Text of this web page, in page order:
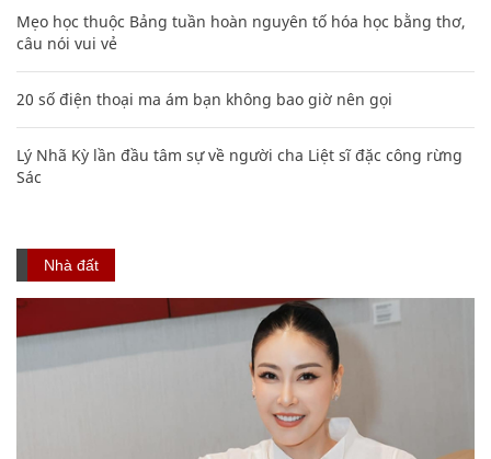
Mẹo học thuộc Bảng tuần hoàn nguyên tố hóa học bằng thơ,
câu nói vui vẻ
20 số điện thoại ma ám bạn không bao giờ nên gọi
Lý Nhã Kỳ lần đầu tâm sự về người cha Liệt sĩ đặc công rừng
Sác
Nhà đất